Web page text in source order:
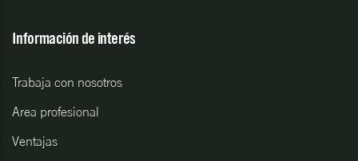
Información de interés
Trabaja con nosotros
Area profesional
Ventajas